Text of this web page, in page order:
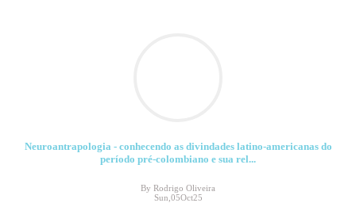
Neuroantrapologia - conhecendo as divindades latino-americanas do
período pré-colombiano e sua rel...
By Rodrigo Oliveira
Sun,05Oct25